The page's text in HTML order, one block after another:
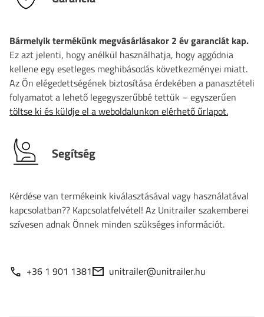
Bármelyik termékünk megvásárlásakor 2 év garanciát kap.
Ez azt jelenti, hogy anélkül használhatja, hogy aggódnia
kellene egy esetleges meghibásodás következményei miatt.
Az Ön elégedettségének biztosítása érdekében a panasztételi
folyamatot a lehető legegyszerűbbé tettük – egyszerűen
töltse ki és küldje el a weboldalunkon elérhető űrlapot.
Segítség
Kérdése van termékeink kiválasztásával vagy használatával
kapcsolatban?? Kapcsolatfelvétel! Az Unitrailer szakemberei
szívesen adnak Önnek minden szükséges információt.
+36 1 901 1381 unitrailer@unitrailer.hu